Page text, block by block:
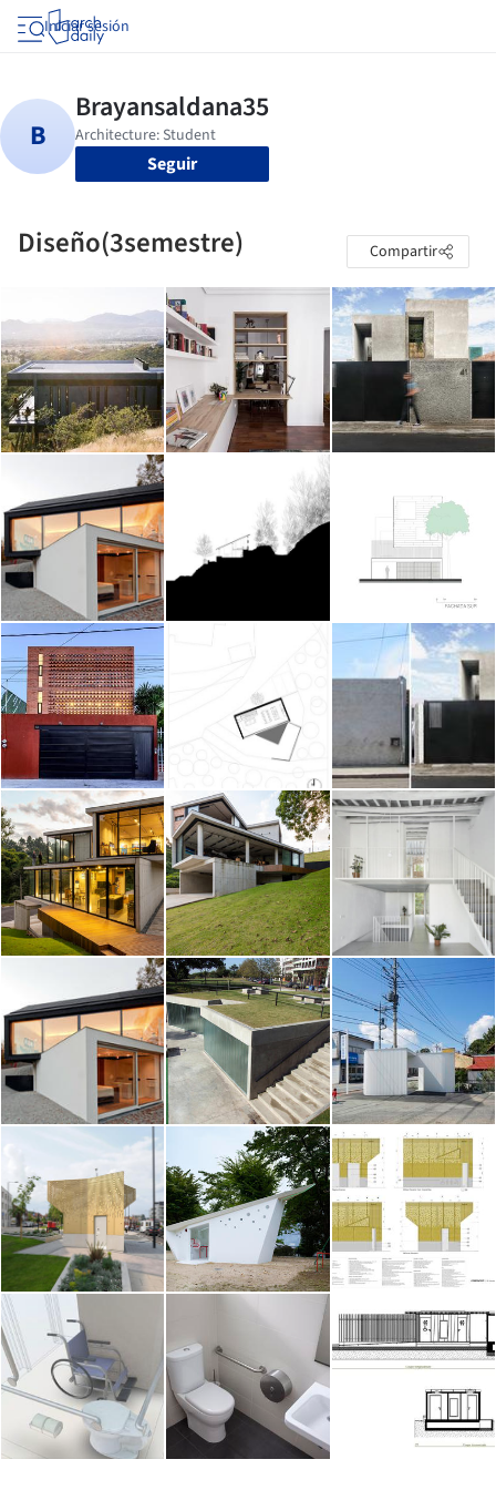
Iniciar sesión
Seguir
Diseño(3semestre) Compartir